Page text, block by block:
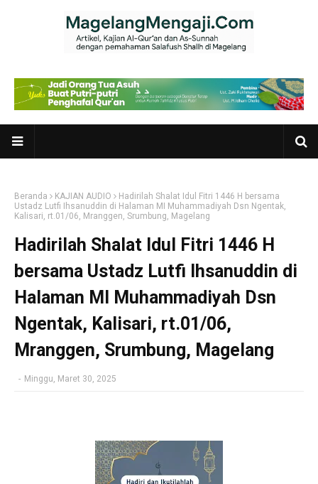
Beranda KAJIAN AUDIO
Hadirilah Shalat Idul Fitri 1446 H bersama
Ustadz Lutfi Ihsanuddin di Halaman MI Muhammadiyah Dsn Ngentak,
Kalisari, rt.01/06, Mranggen, Srumbung, Magelang
Hadirilah Shalat Idul Fitri 1446 H
bersama Ustadz Lutfi Ihsanuddin di
Halaman MI Muhammadiyah Dsn
Ngentak, Kalisari, rt.01/06,
Mranggen, Srumbung, Magelang
- Minggu, Maret 30, 2025